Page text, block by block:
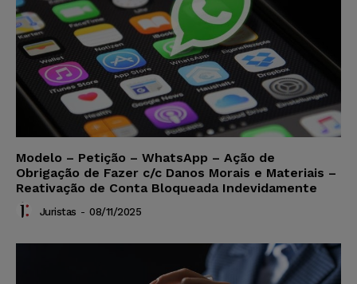
Modelo – Petição – WhatsApp – Ação de
Obrigação de Fazer c/c Danos Morais e Materiais –
Reativação de Conta Bloqueada Indevidamente
Juristas - 08/11/2025